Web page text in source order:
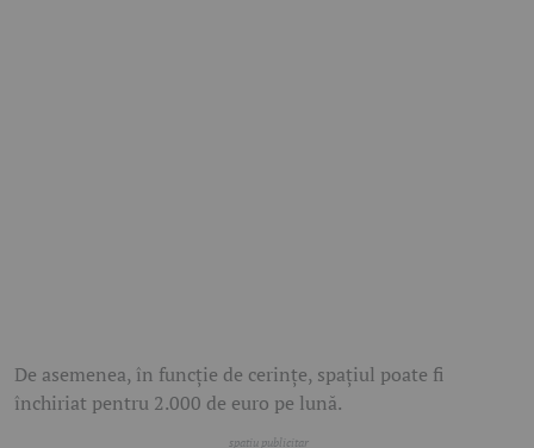
De asemenea, în funcție de cerințe, spațiul poate fi
închiriat pentru 2.000 de euro pe lună.